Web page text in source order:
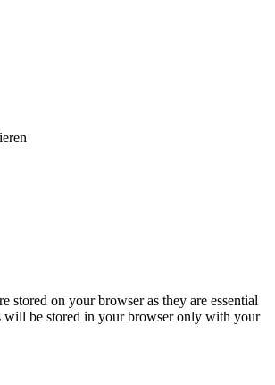
stored on your browser as they are essential
will be stored in your browser only with your